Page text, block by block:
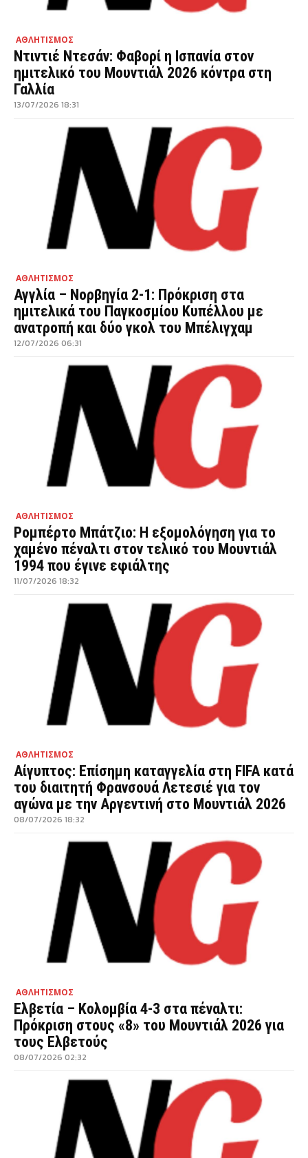
ΑΘΛΗΤΙΣΜΟΣ
Ντιντιέ Ντεσάν: Φαβορί η Ισπανία στον
ημιτελικό του Μουντιάλ 2026 κόντρα στη
Γαλλία
13/07/2026 18:31
ΑΘΛΗΤΙΣΜΟΣ
Αγγλία – Νορβηγία 2-1: Πρόκριση στα
ημιτελικά του Παγκοσμίου Κυπέλλου με
ανατροπή και δύο γκολ του Μπέλιγχαμ
12/07/2026 06:31
ΑΘΛΗΤΙΣΜΟΣ
Ρομπέρτο Μπάτζιο: Η εξομολόγηση για το
χαμένο πέναλτι στον τελικό του Μουντιάλ
1994 που έγινε εφιάλτης
11/07/2026 18:32
ΑΘΛΗΤΙΣΜΟΣ
Αίγυπτος: Επίσημη καταγγελία στη FIFA κατά
του διαιτητή Φρανσουά Λετεσιέ για τον
αγώνα με την Αργεντινή στο Μουντιάλ 2026
08/07/2026 18:32
ΑΘΛΗΤΙΣΜΟΣ
Ελβετία – Κολομβία 4-3 στα πέναλτι:
Πρόκριση στους «8» του Μουντιάλ 2026 για
τους Ελβετούς
08/07/2026 02:32